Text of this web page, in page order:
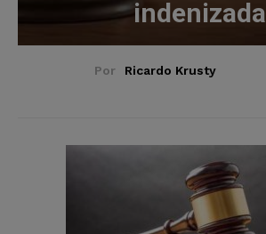
indenizada
Por Ricardo Krusty